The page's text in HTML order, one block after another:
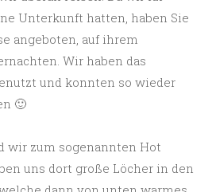
Unterkunft hatten, haben Sie
angeboten, auf ihrem
Wir haben das
und konnten so wieder
🙂
wir zum sogenannten Hot
uns dort große Löcher in den